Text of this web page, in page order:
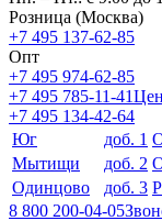
Розница (Москва)
+7 495 137-62-85
Опт
+7 495 974-62-85
+7 495 785-11-41
+7 495 134-42-64
Юг
доб. 1
Мытищи
доб. 2
Одинцово
доб. 3
8 800 200-04-05